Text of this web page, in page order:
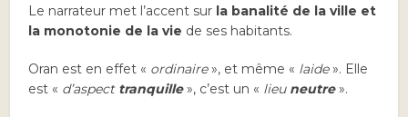
Le narrateur met l’accent sur la banalité de la ville et
la monotonie de la vie de ses habitants.
Oran est en effet « ordinaire», et même « laide». Elle
est « d’aspect tranquille», c’est un « lieu neutre».